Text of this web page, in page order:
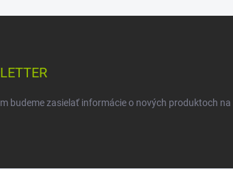
budeme zasielať informácie o nových produktoch na